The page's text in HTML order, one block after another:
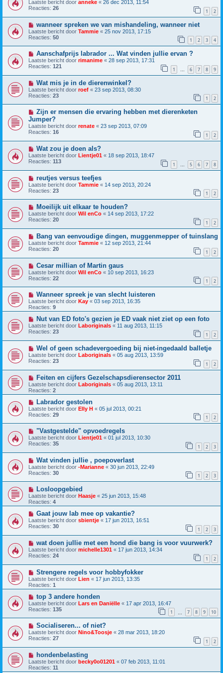
Laatste bericht door anneke « 26 dec 2013, 11:54
Reacties: 26 1 2
wanneer spreken we van mishandeling, wanneer niet
Laatste bericht door Tammie « 25 nov 2013, 17:15
Reacties: 50 1 2 3 4
Aanschafprijs labrador ... Wat vinden jullie ervan ?
Laatste bericht door rimanime « 28 sep 2013, 17:31
Reacties: 121 1 … 6 7 8 9
Wat mis je in de dierenwinkel?
Laatste bericht door roef « 23 sep 2013, 08:30
Reacties: 23 1 2
Zijn er mensen die ervaring hebben met dierenketen
Jumper?
Laatste bericht door renate « 23 sep 2013, 07:09
Reacties: 16 1 2
Wat zou je doen als?
Laatste bericht door Lientje01 « 18 sep 2013, 18:47
Reacties: 113 1 … 5 6 7 8
reutjes versus teefjes
Laatste bericht door Tammie « 14 sep 2013, 20:24
Reacties: 23 1 2
Moeilijk uit elkaar te houden?
Laatste bericht door Wil enCo « 14 sep 2013, 17:22
Reacties: 20 1 2
Bang van eenvoudige dingen, muggenmepper of tuinslang
Laatste bericht door Tammie « 12 sep 2013, 21:44
Reacties: 20 1 2
Cesar millian of Martin gaus
Laatste bericht door Wil enCo « 10 sep 2013, 16:23
Reacties: 22 1 2
Wanneer spreek je van slecht luisteren
Laatste bericht door Kay « 03 sep 2013, 16:35
Reacties: 9
Nut van ED foto's gezien je ED vaak niet ziet op een foto
Laatste bericht door Laboriginals « 11 aug 2013, 11:15
Reacties: 23 1 2
Wel of geen schadevergoeding bij niet-ingedaald balletje
Laatste bericht door Laboriginals « 05 aug 2013, 13:59
Reacties: 23 1 2
Feiten en cijfers Gezelschapsdierensector 2011
Laatste bericht door Laboriginals « 05 aug 2013, 13:11
Reacties: 2
Labrador gestolen
Laatste bericht door Elly H « 05 jul 2013, 00:21
Reacties: 29 1 2
"Vastgestelde" opvoedregels
Laatste bericht door Lientje01 « 01 jul 2013, 10:30
Reacties: 35 1 2 3
Wat vinden jullie , poepoverlast
Laatste bericht door -Marianne « 30 jun 2013, 22:49
Reacties: 30 1 2 3
Losloopgebied
Laatste bericht door Haasje « 25 jun 2013, 15:48
Reacties: 4
Gaat jouw lab mee op vakantie?
Laatste bericht door sbientje « 17 jun 2013, 16:51
Reacties: 30 1 2 3
wat doen jullie met een hond die bang is voor vuurwerk?
Laatste bericht door michelle1301 « 17 jun 2013, 14:34
Reacties: 24 1 2
Strengere regels voor hobbyfokker
Laatste bericht door Lien « 17 jun 2013, 13:35
Reacties: 1
top 3 andere honden
Laatste bericht door Lars en Daniëlle « 17 apr 2013, 16:47
Reacties: 135 1 7 8 9 10
Socialiseren... of niet?
Laatste bericht door Nino&Toosje « 28 mar 2013, 18:20
Reacties: 27 1 2
hondenbelasting
Laatste bericht door becky0o01201 « 07 feb 2013, 11:01
Reacties: 11